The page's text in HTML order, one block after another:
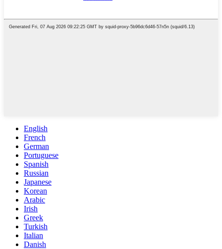
English
French
German
Portuguese
Spanish
Russian
Japanese
Korean
Arabic
Irish
Greek
Turkish
Italian
Danish